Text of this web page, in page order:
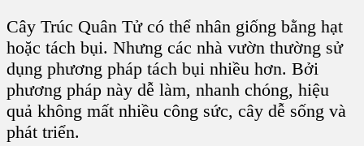
Cây Trúc Quân Tửcó thể nhân giống bằng hạt
hoặc tách bụi. Nhưng các nhà vườn thường sử
dụng phương pháp tách bụi nhiều hơn. Bởi
phương pháp này dễ làm, nhanh chóng, hiệu
quả không mất nhiều công sức, cây dễ sống và
phát triển.